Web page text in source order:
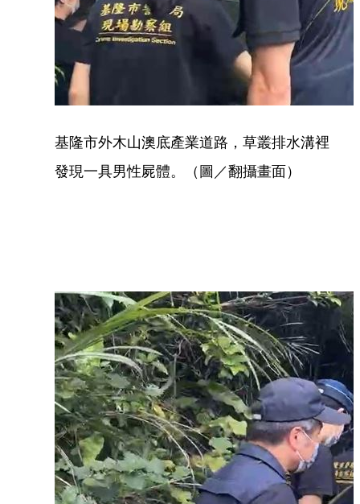
基隆市外木山澳底產業道路，草叢排水溝裡
發現一具男性屍體。（圖／翻攝畫面）